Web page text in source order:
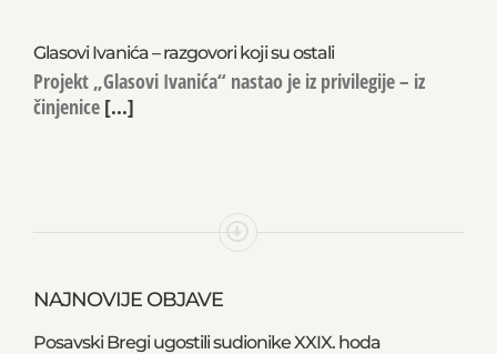
Glasovi Ivanića – razgovori koji su ostali
Projekt „Glasovi Ivanića“ nastao je iz privilegije – iz
činjenice [...]
NAJNOVIJE OBJAVE
Posavski Bregi ugostili sudionike XXIX. hoda